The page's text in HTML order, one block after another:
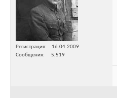
Регистрация
16.04.2009
Сообщения
5,519